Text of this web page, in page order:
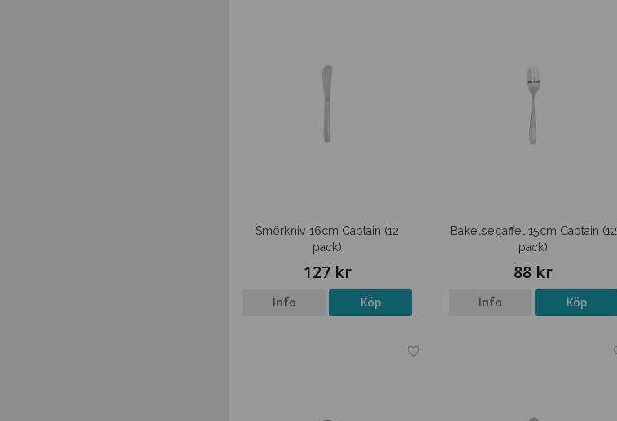
Smörkniv 16cm Captain (12
pack)
127 kr
Info Köp
Bakelsegaffel 15cm Captain (12
pack)
88 kr
Info Köp